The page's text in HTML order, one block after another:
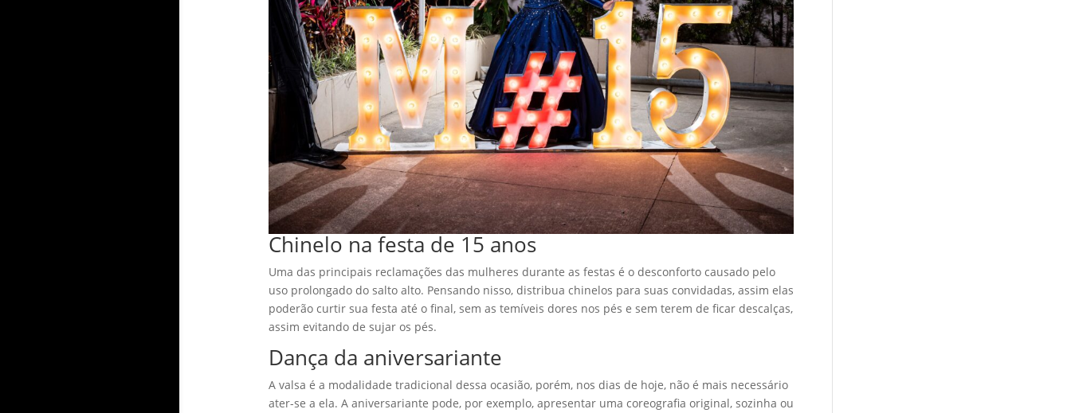
Chinelo na festa de 15 anos
Uma das principais reclamações das mulheres durante as festas é o desconforto causado pelo
uso prolongado do salto alto. Pensando nisso, distribua chinelos para suas convidadas, assim elas
poderão curtir sua festa até o final, sem as temíveis dores nos pés e sem terem de ficar descalças,
assim evitando de sujar os pés.
Dança da aniversariante
A valsa é a modalidade tradicional dessa ocasião, porém, nos dias de hoje, não é mais necessário
ater-se a ela. A aniversariante pode, por exemplo, apresentar uma coreografia original, sozinha ou